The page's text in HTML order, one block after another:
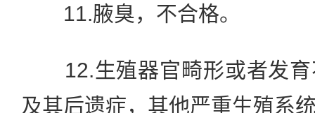
11.腋臭，不合格。
12.生殖器官畸形或者发育
及其后遗症，其他严重生殖系